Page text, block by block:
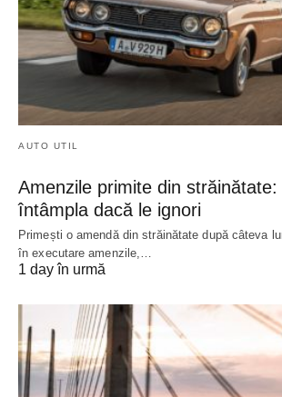
AUTO UTIL
Amenzile primite din
întâmpla dacă le ignori
Primești o amendă din străinătate după câteva
în executare amenzile,…
1 day în urmă